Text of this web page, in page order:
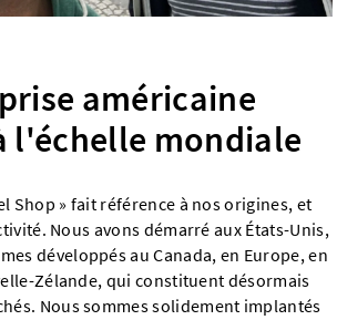
américaine
l'échelle mondiale
Shop » fait référence à nos origines, et
Nous avons démarré aux États-Unis,
développés au Canada, en Europe, en
Zélande, qui constituent désormais
Nous sommes solidement implantés